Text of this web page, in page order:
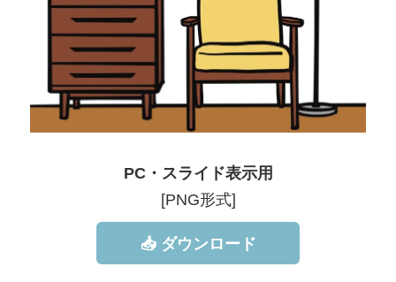
PC・スライド表示用
[PNG形式]
📥 ダウンロード